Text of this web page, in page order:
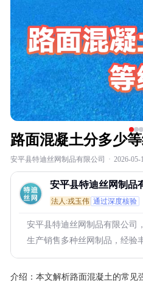
路面混凝土分多少
安平县特迪丝网制品有限公司 · 2026-05-
安平县特迪丝网制品
法人:戎玉伟 通过深度核验
安平县特迪丝网制品有限公司
生产销售多种丝网制品，经验
介绍： 本文解析路面混凝土的常见